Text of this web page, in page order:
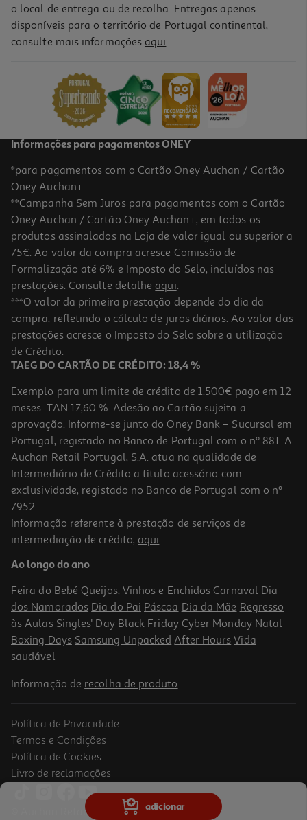
adicionar
Refrigerante C/ Gás 7up Zero Pink 1 Lt (sdr)
+0,10 € Depósito
Refrigerante C/ Gás Sprite 6x0.33l (sdr)
2.42 €/Lt
4,79 €
Refrigerante C/ Gás 7up Lima Limão Zero 4x1.5lt (sdr)
0.92 €/Lt
5,49 €
+0,40 € Depósito
Refrigerante C/ Gás 7up Regular 2x1.75l (sdr)
o local de entrega ou de recolha. Entregas apenas
disponíveis para o território de Portugal continental,
consulte mais informações aqui.
Informações para pagamentos ONEY
*para pagamentos com o Cartão Oney Auchan / Cartão
Oney Auchan+.
**Campanha Sem Juros para pagamentos com o Cartão
Oney Auchan / Cartão Oney Auchan+, em todos os
produtos assinalados na Loja de valor igual ou superior a
75€. Ao valor da compra acresce Comissão de
Formalização até 6% e Imposto do Selo, incluídos nas
prestações. Consulte detalhe aqui.
***O valor da primeira prestação depende do dia da
compra, refletindo o cálculo de juros diários. Ao valor das
prestações acresce o Imposto do Selo sobre a utilização
de Crédito.
TAEG DO CARTÃO DE CRÉDITO: 18,4 %
Exemplo para um limite de crédito de 1.500€ pago em 12
meses. TAN 17,60 %. Adesão ao Cartão sujeita a
aprovação. Informe-se junto do Oney Bank – Sucursal em
Portugal, registado no Banco de Portugal com o nº 881. A
Auchan Retail Portugal, S.A. atua na qualidade de
Intermediário de Crédito a título acessório com
exclusividade, registado no Banco de Portugal com o nº
7952.
Informação referente à prestação de serviços de
intermediação de crédito, aqui.
Ao longo do ano
Feira do Bebé Queijos, Vinhos e Enchidos Carnaval Dia
dos Namorados Dia do Pai Páscoa Dia da Mãe Regresso
às Aulas Singles' Day Black Friday Cyber Monday Natal
Boxing Days Samsung Unpacked After Hours Vida
saudável
Informação de recolha de produto.
Política de Privacidade
Termos e Condições
Política de Cookies
Livro de reclamações
© Auchan Retail Portugal